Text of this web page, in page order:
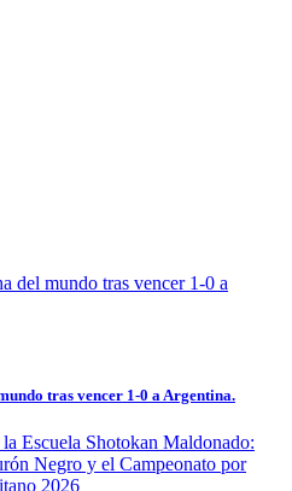
tras vencer 1-0 a Argentina.